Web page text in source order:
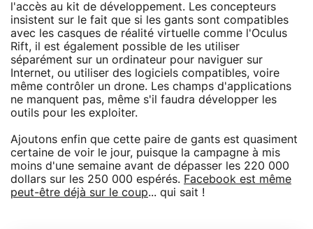
l'accès au kit de développement. Les concepteurs
insistent sur le fait que si les gants sont compatibles
avec les casques de réalité virtuelle comme l'Oculus
Rift, il est également possible de les utiliser
séparément sur un ordinateur pour naviguer sur
Internet, ou utiliser des logiciels compatibles, voire
même contrôler un drone. Les champs d'applications
ne manquent pas, même s'il faudra développer les
outils pour les exploiter.
Ajoutons enfin que cette paire de gants est quasiment
certaine de voir le jour, puisque la campagne à mis
moins d'une semaine avant de dépasser les 220 000
dollars sur les 250 000 espérés. Facebook est même
peut-être déjà sur le coup... qui sait !